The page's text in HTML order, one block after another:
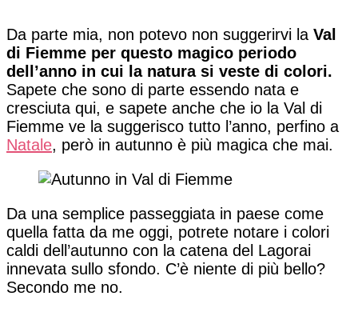
Da parte mia, non potevo non suggerirvi la Val
di Fiemme per questo magico periodo
dell’anno in cui la natura si veste di colori.
Sapete che sono di parte essendo nata e
cresciuta qui, e sapete anche che io la Val di
Fiemme ve la suggerisco tutto l’anno, perfino a
Natale, però in autunno è più magica che mai.
Da una semplice passeggiata in paese come
quella fatta da me oggi, potrete notare i colori
caldi dell’autunno con la catena del Lagorai
innevata sullo sfondo. C’è niente di più bello?
Secondo me no.